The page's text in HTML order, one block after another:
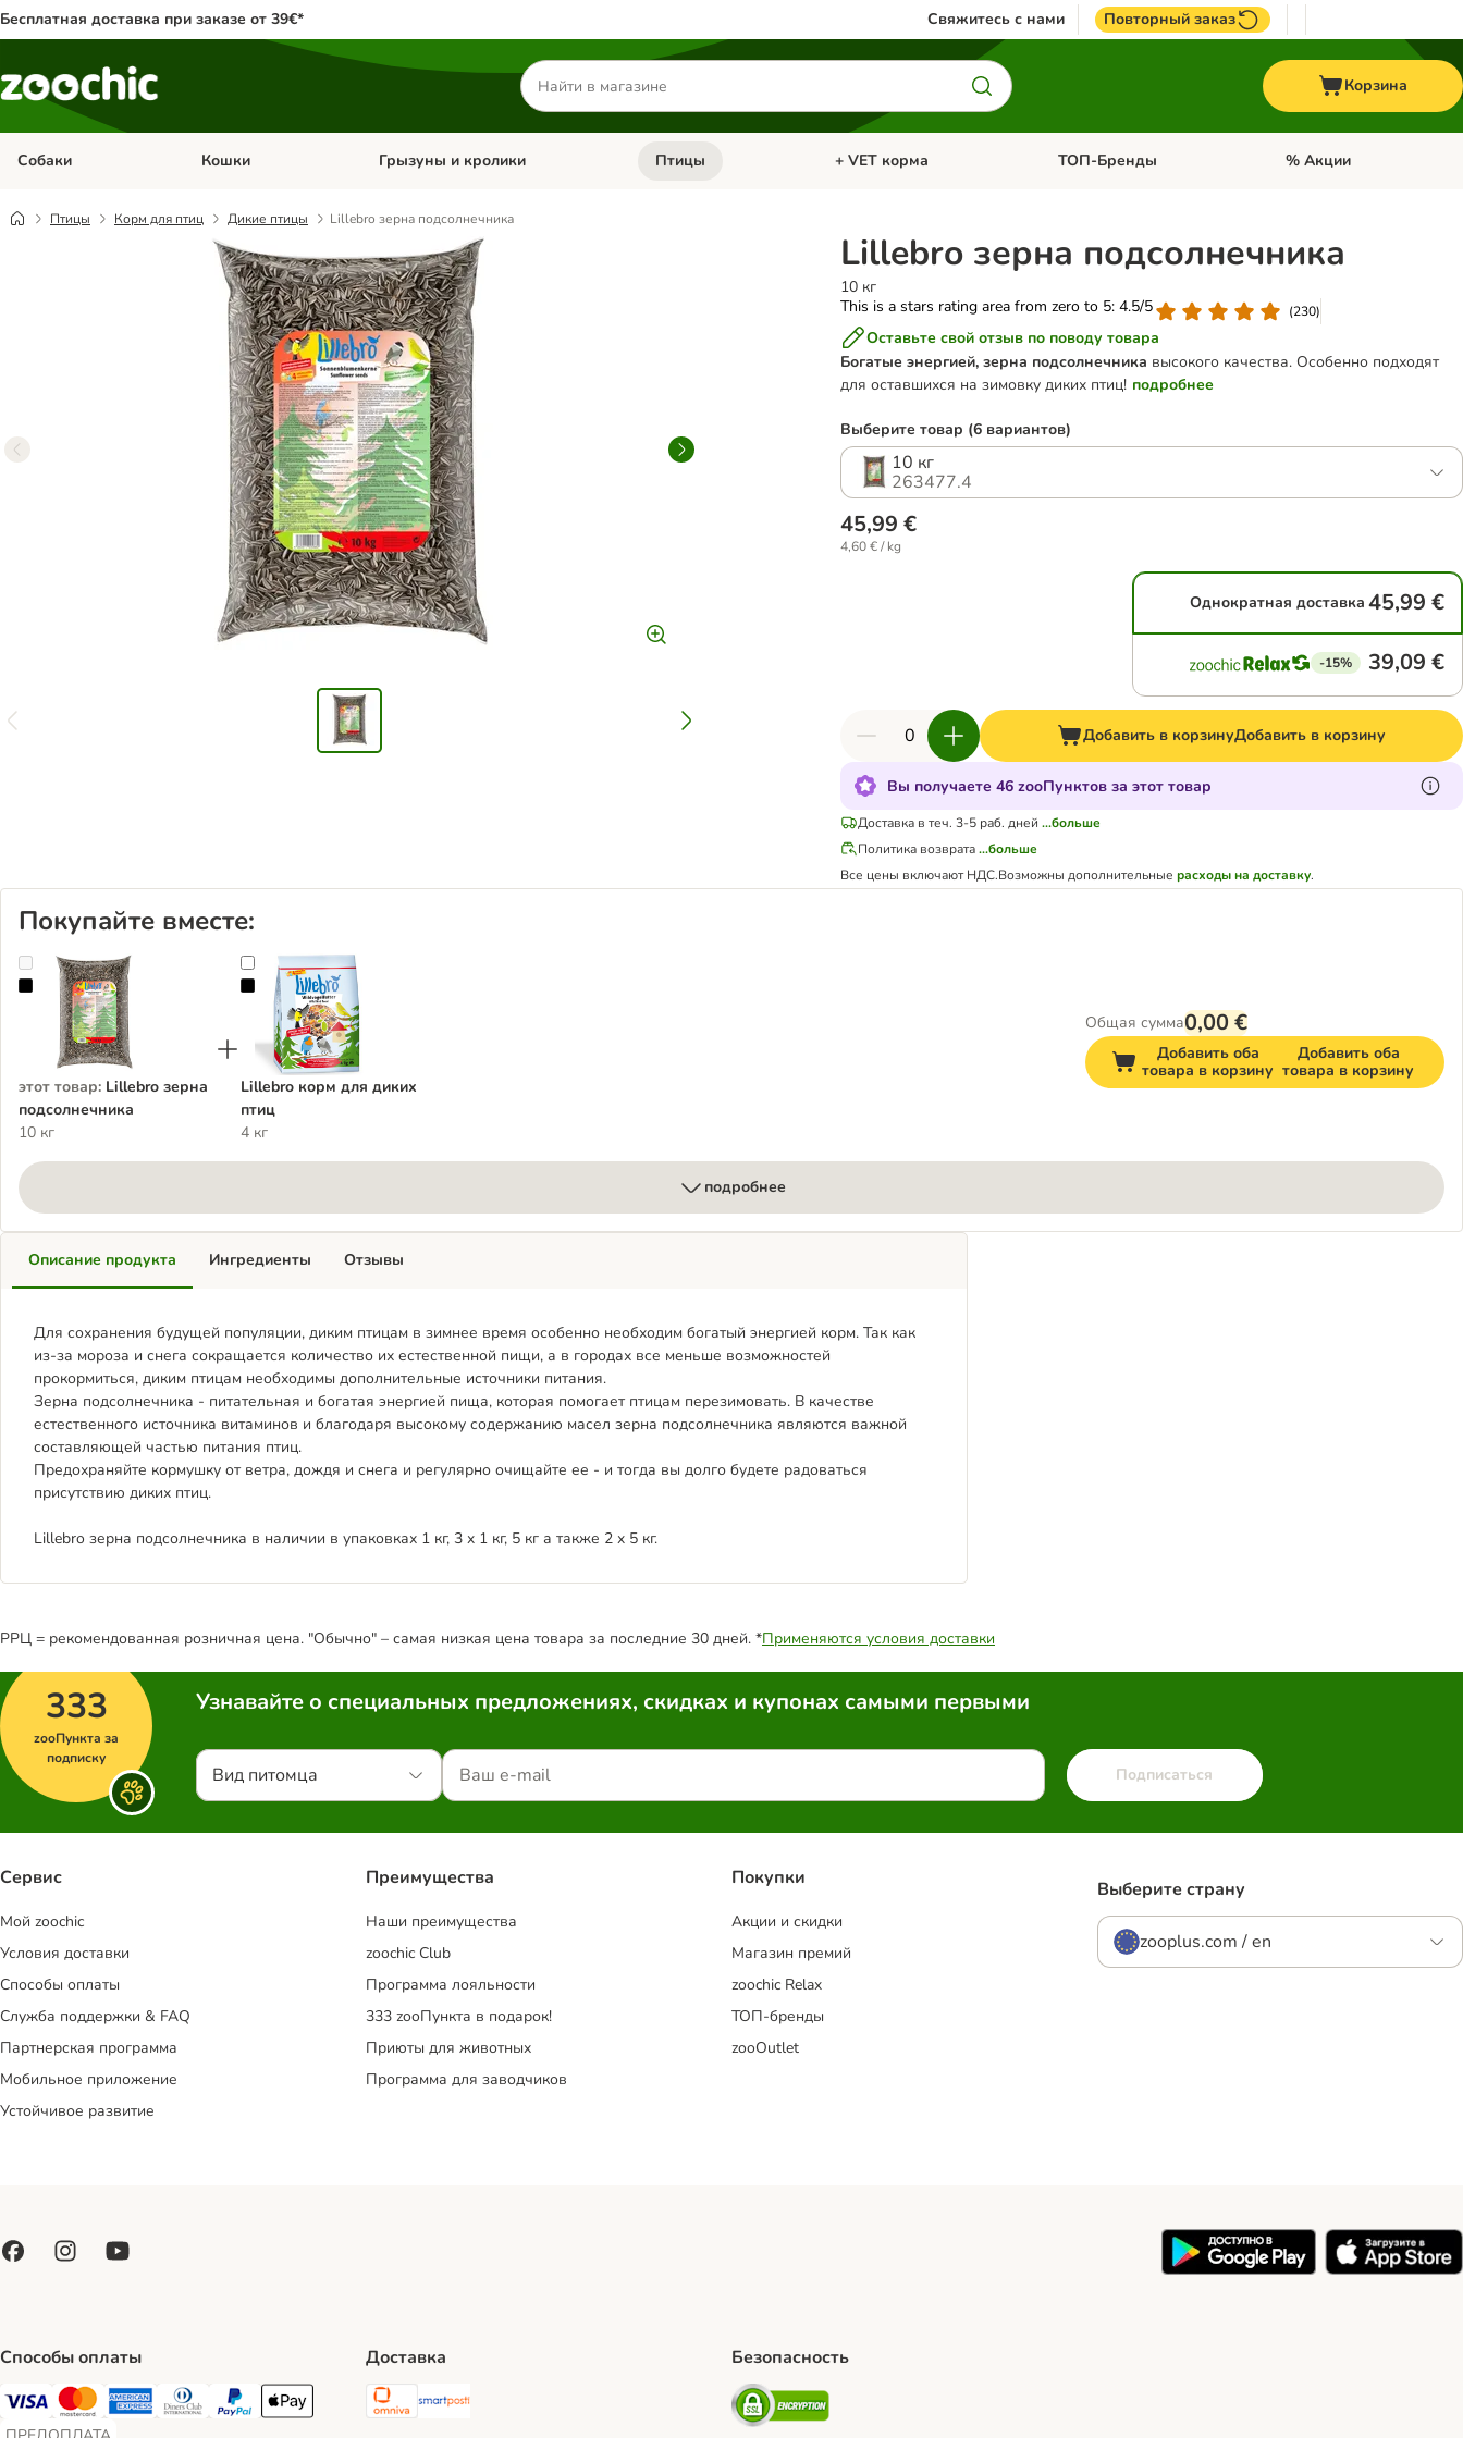
Бесплатная доставка при заказе от 39€* Свяжитесь с нами Повторный заказ
Поиск
товаров
Корзина
Собаки Откройте меню категории: Собаки
Кошки Откройте меню категории: Кошки
Грызуны и кролики Откройте меню категории: Грызуны и кролики
Птицы Откройте меню категории: Птицы
+ VET корма Откройте меню категории: + VET корма
ТОП-Бренды Откройте меню
% Акции
Птицы Корм для птиц Дикие птицы Lillebro зерна подсолнечника
Lillebro зерна подсолнечника
10 кг
This is a stars rating area from zero to 5: 4.5/5
(230)
Оставьте свой отзыв по поводу товара
Богатые энергией, зерна подсолнечника высокого качества. Особенно подходят
для оставшихся на зимовку диких птиц! подробнее
Выберите товар (6 вариантов)
10 кг
263477.4
45,99 €
4,60 € / kg
Однократная доставка 45,99 €
-15% 39,09 €
Добавить в корзинуДобавить в корзину
Вы получаете 46 zooПунктов за этот товар
Доставка в теч. 3-5 раб. дней ...больше
Политика возврата ...больше
Все цены включают НДС.Возможны дополнительныерасходы на доставку.
Покупайте вместе:
Lillebro зерна подсолнечника
этот товар: Lillebro зерна
подсолнечника
10 кг
Lillebro корм для диких птиц
Lillebro корм для диких
птиц
4 кг
Общая сумма0,00 €
Добавить оба
товара в корзину
Добавить оба
товара в корзину
подробнее
Описание продукта
Для сохранения будущей популяции, диким птицам в зимнее время особенно необходим богатый энергией корм. Так как
из-за мороза и снега сокращается количество их естественной пищи, а в городах все меньше возможностей
прокормиться, диким птицам необходимы дополнительные источники питания.
Зерна подсолнечника - питательная и богатая энергией пища, которая помогает птицам перезимовать. В качестве
естественного источника витаминов и благодаря высокому содержанию масел зерна подсолнечника являются важной
составляющей частью питания птиц.
Предохраняйте кормушку от ветра, дождя и снега и регулярно очищайте ее - и тогда вы долго будете радоваться
присутствию диких птиц.
Lillebro зерна подсолнечника в наличии в упаковках 1 кг, 3 x 1 кг, 5 кг а также 2 x 5 кг.
Ингредиенты Отзывы
РРЦ = рекомендованная розничная цена. "Обычно" – самая низкая цена товара за последние 30 дней. *Применяются условия доставки
333
zooПункта за
подписку
Узнавайте о специальных предложениях, скидках и купонах самыми первыми
Вид питомца Подписаться
Сервис
Mой zoochic
Условия доставки
Способы оплаты
Служба поддержки & FAQ
Партнерская программа
Мобильное приложение
Устойчивое развитие
Преимуществa
Наши преимущества
zoochic Club
Программа лояльности
333 zooПункта в подарок!
Приюты для животных
Программа для заводчиков
Покупки
Акции и скидки
Магазин премий
zoochic Relax
ТОП-бренды
zooOutlet
Выберите страну
zooplus.com / en
Способы оплаты
Visa Payment Method
Mastercard Payment Method
American Express Payment Method
Diners Club Payment Method
PayPal Payment Method
Apple Pay Payment Method
Доставка
Omniva Shipping Method
SmartPosti Shipping Method
Безопасность
Security